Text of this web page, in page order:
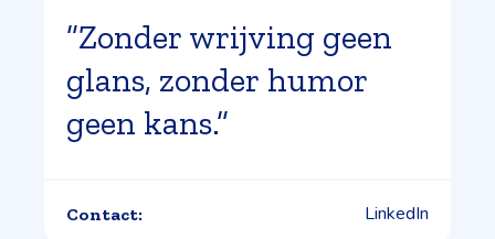
”Zonder wrijving geen
glans, zonder humor
geen kans.”
Contact: LinkedIn